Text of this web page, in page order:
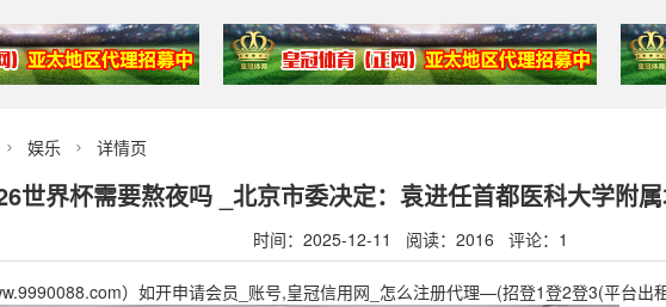
 娱乐  详情页
世界杯需要熬夜吗 _北京市委决定：袁进任首都医科大学附
时间：2025-12-11 阅读：2016 评论：1
）如开申请会员_账号,皇冠信用网_怎么注册代理—(招登1登2登3(平台出